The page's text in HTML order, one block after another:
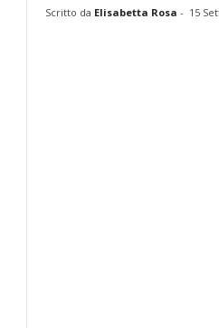
Scritto da Elisabetta Rosa - 15